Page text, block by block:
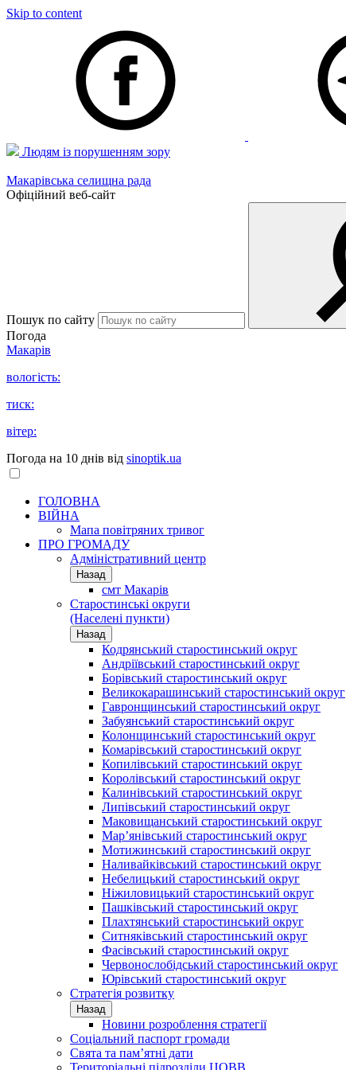
Skip to content
Людям із порушенням зору
Макарівська селищна рада
Офіційний веб-сайт
Пошук по сайту
Погода
Макарів
вологість:
тиск:
вітер:
Погода на 10 днів від sinoptik.ua
ГОЛОВНА
ВІЙНА
Мапа повітряних тривог
ПРО ГРОМАДУ
Aдміністративний центр
Назад
смт Макарів
Старостинські округи
(Населені пункти)
Назад
Кодрянський старостинський округ
Андріївський старостинський округ
Борівський старостинський округ
Великокарашинський старостинський округ
Гавронщинський старостинський округ
Забуянський старостинський округ
Колонщинський старостинський округ
Комарівський старостинський округ
Копилівський старостинський округ
Королівський старостинський округ
Калинівський старостинський округ
Липівський старостинський округ
Маковищанський старостинський округ
Мар’янівський старостинський округ
Мотижинський старостинський округ
Наливайківський старостинський округ
Небелицький старостинський округ
Ніжиловицький старостинський округ
Пашківський старостинський округ
Плахтянський старостинський округ
Ситняківський старостинський округ
Фасівський старостинський округ
Червонослобідський старостинський округ
Юрівський старостинський округ
Стратегія розвитку
Назад
Новини розроблення стратегії
Соціальний паспорт громади
Свята та пам’ятні дати
Територіальні підрозділи ЦОВВ